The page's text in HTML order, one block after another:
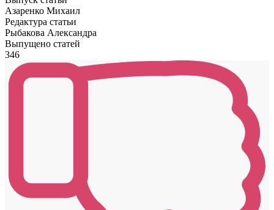
Азаренко Михаил
Редактура статьи
Рыбакова Александра
Выпущено статей
346